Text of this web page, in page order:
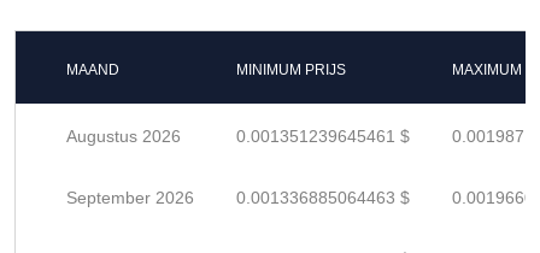
MAAND MINIMUM PRIJS MAXIMUM
Augustus 2026 0.001351239645461 $
September 2026 0.001336885064463 $